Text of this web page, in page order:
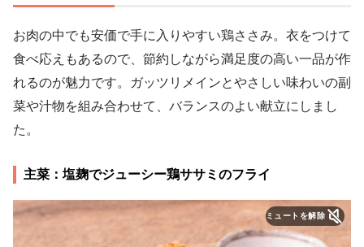
お肉の中でも安価で手に入りやすい鶏ささみ。衣をつけて
食べ応えもあるので、節約しながら満足度の高い一品が作
れるのが魅力です。ガッツリメインとやさしい味わいの副
菜や汁物を組み合わせて、バランスのよい献立にしまし
た。
主菜：塩麹でジューシー鶏ササミのフライ
ミュートを解除